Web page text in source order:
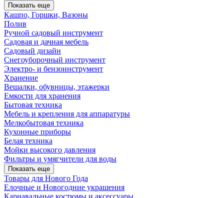
Показать еще
Кашпо, Горшки, Вазоны
Полив
Ручной садовый инструмент
Садовая и дачная мебель
Садовый дизайн
Снегоуборочный инструмент
Электро- и бензоинструмент
Хранение
Вешалки, обувницы, этажерки
Емкости для хранения
Бытовая техника
Мебель и крепления для аппаратуры
Мелкобытовая техника
Кухонные приборы
Белая техника
Мойки высокого давления
Фильтры и умягчители для воды
Показать еще
Товары для Нового Года
Елочные и Новогодние украшения
Карнавальные костюмы и аксессуары